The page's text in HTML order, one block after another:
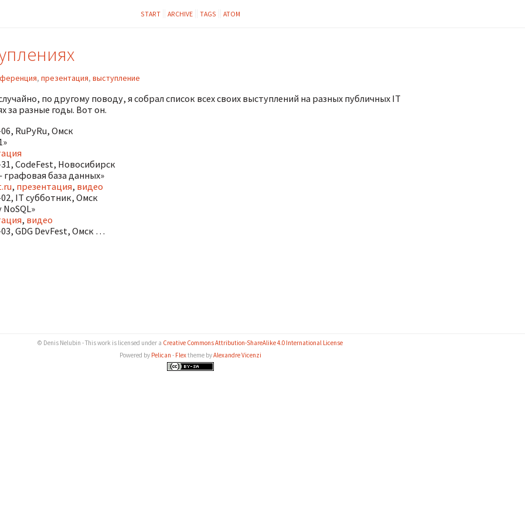
START ARCHIVE TAGS ATOM
,презентация,выступление
по другому поводу, я собрал список всех своих выступлений на разных публичных IT
за разные годы. Вот он.
RuPyRu, Омск
CodeFest, Новосибирск
графовая база данных»
​, презентация, видео
IT субботник, Омск
, видео
GDG DevFest, Омск …
© Denis Nelubin - This work is licensed under a Creative Commons Attribution-ShareAlike 4.0 International License
Powered by Pelican - Flextheme byAlexandre Vicenzi